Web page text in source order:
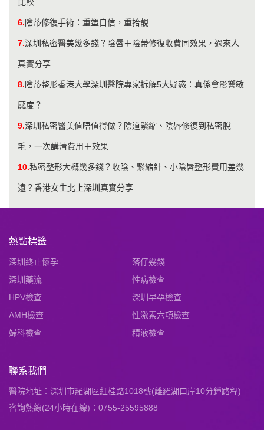
6.陰蒂修復手術：重塑自信，重拾靚
7.深圳私密醫美幾多錢？陰唇＋陰蒂修復收費同效果，過來人
真實分享
8.陰蒂整形香港大學深圳醫院專家拆解5大疑惑：真係會影響敏
感度？
9.深圳私密醫美值唔值得做？陰道緊縮、陰唇修復到私密脫
毛，一次講清費用＋效果
10.私密整形大概幾多錢？收陰、緊縮針、小陰唇整形費用差幾
遠？香港女生北上深圳真實分享
熱點標籤
深圳終止懷孕
落仔幾錢
深圳藥流
性病檢查
HPV檢查
深圳早孕檢查
AMH檢查
性激素六項檢查
婦科檢查
精液檢查
聯系我們
醫院地址：深圳市羅湖區紅桂路1018號(離羅湖口岸10分鍾路程)
咨詢熱線(24小時在線)：0755-25595888